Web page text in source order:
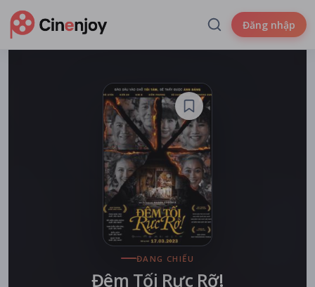
Đăng nhập
ĐANG CHIẾU
Đêm Tối Rực Rỡ!